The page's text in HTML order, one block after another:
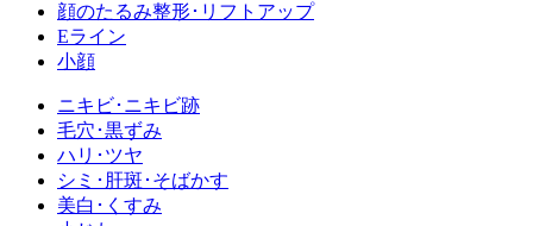
顔のたるみ整形･リフトアップ
Eライン
小顔
ニキビ･ニキビ跡
毛穴･黒ずみ
ハリ･ツヤ
シミ･肝斑･そばかす
美白･くすみ